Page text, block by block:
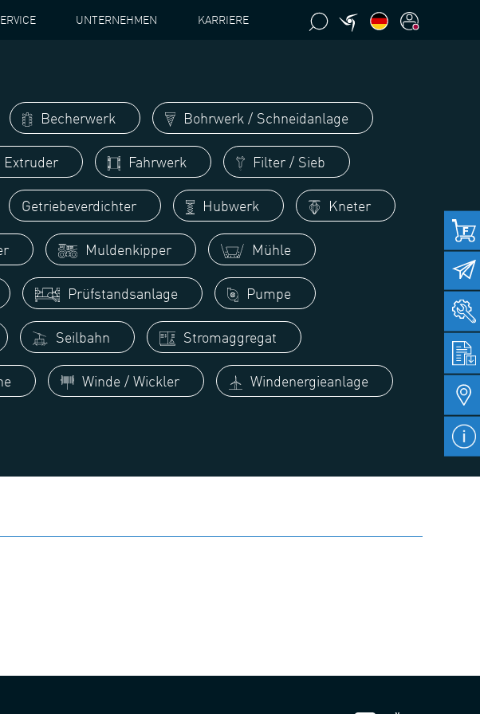
UNTERNEHMEN KARRIERE
Becherwerk Bohrwerk / Schneidanlage
Extruder Fahrwerk Filter / Sieb
Getriebeverdichter Hubwerk Kneter
Muldenkipper Mühle
Prüfstandsanlage Pumpe
Seilbahn Stromaggregat
Winde / Wickler Windenergieanlage